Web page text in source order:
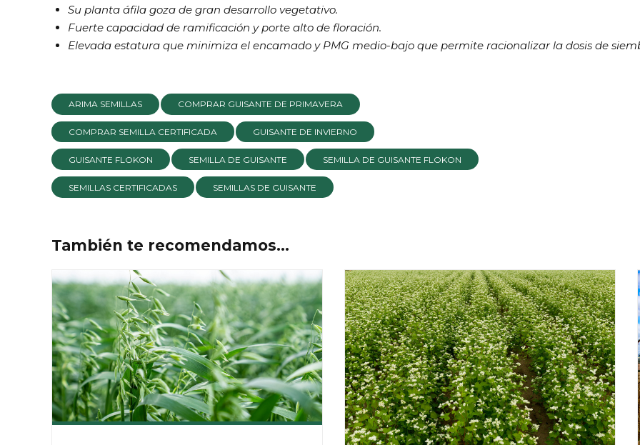
Su planta áfila goza de gran desarrollo vegetativo.
Fuerte capacidad de ramificación y porte alto de floración.
Elevada estatura que minimiza el encamado y PMG medio-bajo que permite racionalizar la dosis de
ARIMA SEMILLAS COMPRAR GUISANTE DE PRIMAVERA
COMPRAR SEMILLA CERTIFICADA GUISANTE DE INVIERNO
GUISANTE FLOKON SEMILLA DE GUISANTE SEMILLA DE GUISANTE FLOKON
SEMILLAS CERTIFICADAS SEMILLAS DE GUISANTE
También te recomendamos…